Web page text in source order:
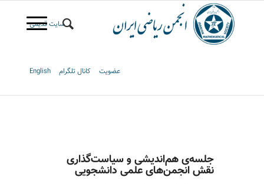
سایت قدیمی
عضویت کانال تلگرام English
جلسه‌ی هم‌اندیشی و سیاست‌گذاری
نقش انجمن‌های علمی دانشجویی